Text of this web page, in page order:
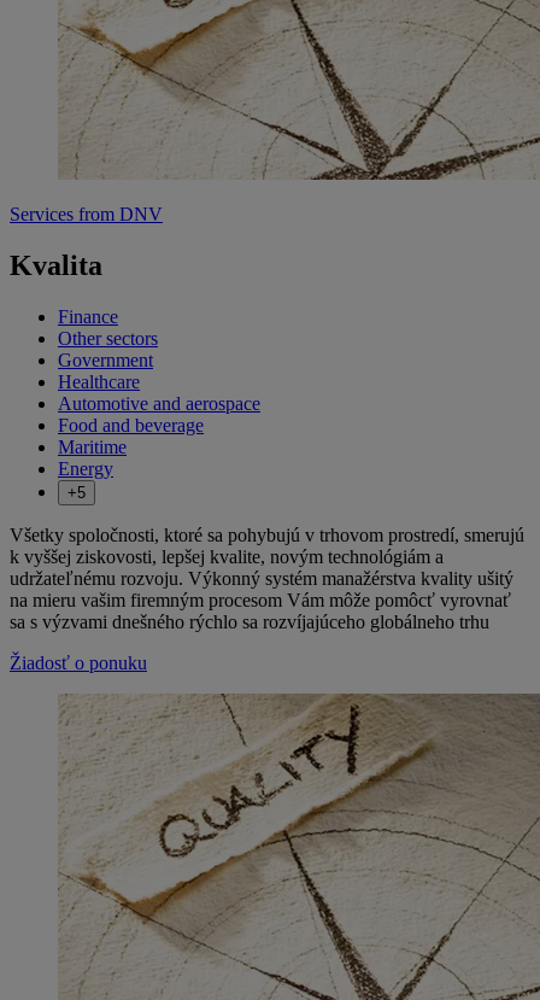
Services from DNV
Kvalita
Finance
Other sectors
Government
Healthcare
Automotive and aerospace
Food and beverage
Maritime
Energy
+5
Všetky spoločnosti, ktoré sa pohybujú v trhovom prostredí, smerujú
k vyššej ziskovosti, lepšej kvalite, novým technológiám a
udržateľnému rozvoju. Výkonný systém manažérstva kvality ušitý
na mieru vašim firemným procesom Vám môže pomôcť vyrovnať
sa s výzvami dnešného rýchlo sa rozvíjajúceho globálneho trhu
Žiadosť o ponuku